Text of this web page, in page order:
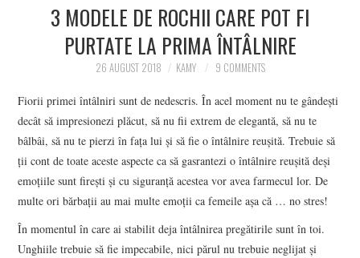
FASHION
LIFESTYLE
CONTACT
3 MODELE DE ROCHII CARE POT FI
PURTATE LA PRIMA ÎNTÂLNIRE
26 AUGUST 2018 KAMY 9 COMMENTS
Fiorii primei întâlniri sunt de nedescris. În acel moment nu te gândești
decât să impresionezi plăcut, să nu fii extrem de elegantă, să nu te
bâlbâi, să nu te pierzi în fața lui și să fie o întâlnire reușită. Trebuie să
ții cont de toate aceste aspecte ca să gasrantezi o întâlnire reușită deși
emoțiile sunt firești și cu siguranță acestea vor avea farmecul lor. De
multe ori bărbații au mai multe emoții ca femeile așa că … no stres!
În momentul în care ai stabilit deja întâlnirea pregătirile sunt în toi.
Unghiile trebuie să fie impecabile, nici părul nu trebuie neglijat și